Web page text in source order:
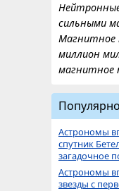
сильными
Магнитное
миллион
магнитное
Астрономы
спутник
загадочное
Астрономы
звезды с